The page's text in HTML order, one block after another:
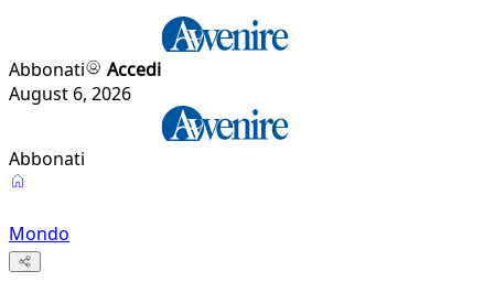
Abbonati
Accedi
August 6, 2026
Abbonati
Mondo